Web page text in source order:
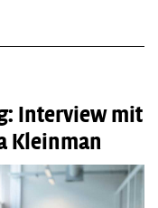
Interview mit
Kleinman